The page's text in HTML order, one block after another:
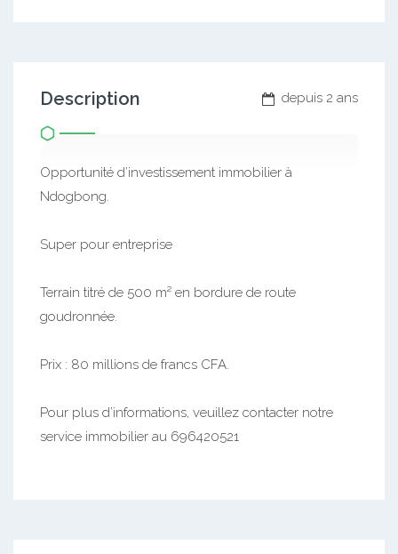
depuis 2 ans
Description
Opportunité d’investissement immobilier à
Ndogbong.
Super pour entreprise
Terrain titré de 500 m² en bordure de route
goudronnée.
Prix : 80 millions de francs CFA.
Pour plus d’informations, veuillez contacter notre
service immobilier au 696420521